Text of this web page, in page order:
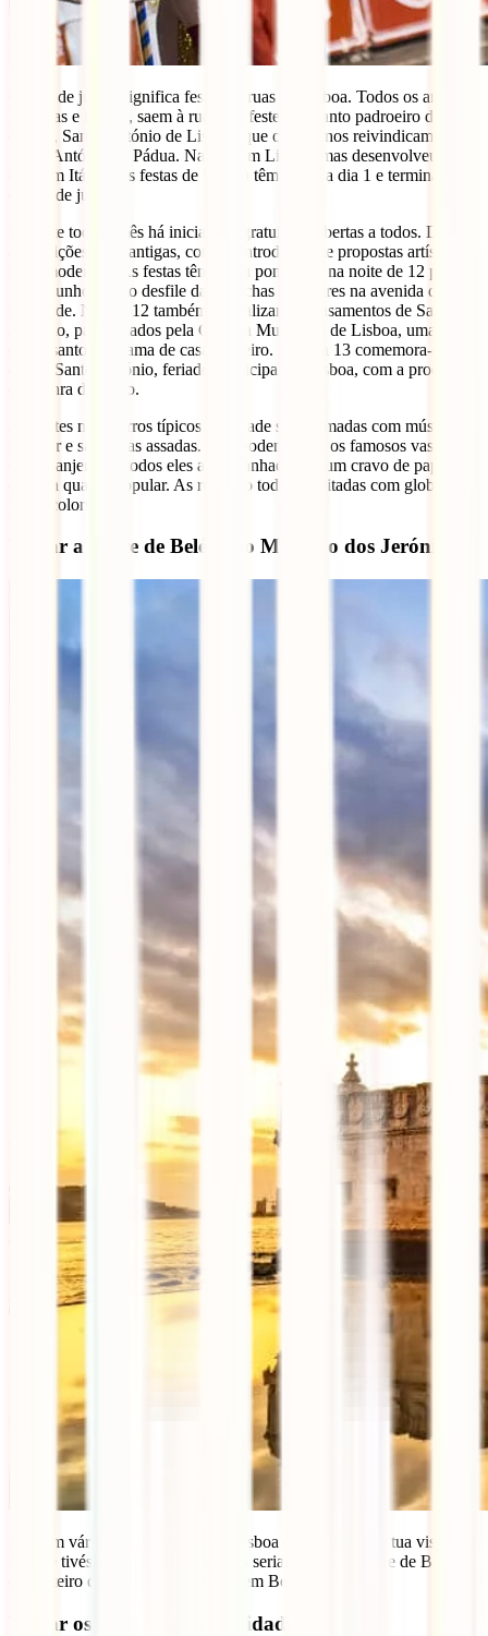
O mês de junho significa festa nas ruas de Lisboa. Todos os anos
lisboetas e não só, saem à rua para festejar o santo padroeiro da
cidade, Santo António de Lisboa (que os italianos reivindicam como
Santo António de Pádua. Nasceu em Lisboa, mas desenvolveu a sua
obra em Itália). As festas de Lisboa têm início a dia 1 e terminam no
dia 30 de junho.
Durante todo o mês há iniciativas gratuitas e abertas a todos. Desde
as tradições mais antigas, como a introdução de propostas artísticas
mais modernas. As festas têm o seu ponto alto na noite de 12 para
13 de junho com o desfile das marchas populares na avenida da
liberdade. No dia 12 também se realizam os casamentos de Santo
António, patrocinados pela Câmara Municipal de Lisboa, uma vez
que o santo tem fama de casamenteiro. No Dia 13 comemora-se o
dia de Santo António, feriado municipal de Lisboa, com a procissão
em honra do santo.
As noites nos bairros típicos da cidade são animadas com música
popular e sardinhas assadas. Não podem faltar os famosos vasos
com manjericos, todos eles acompanhados de um cravo de papel e
de uma quadra popular. As ruas são todas enfeitadas com globos de
papel colorido.
Visitar a Torre de Belém e o Mosteiro dos Jerónimos
Existem vários monumentos em Lisboa que merecem a tua visita.
Mas se tivéssemos de destacar dois seriam estes. A Torre de Belém e
o Mosteiro dos Jerónimos, ambos em Belém.
Visitar os Miradouros da cidade